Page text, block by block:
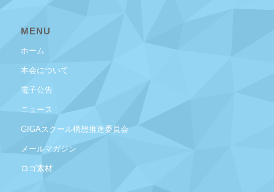
MENU
ホーム
本会について
電子公告
ニュース
GIGAスクール構想推進委員会
メールマガジン
ロゴ素材